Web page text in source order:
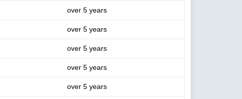
over 5 years
over 5 years
over 5 years
over 5 years
over 5 years